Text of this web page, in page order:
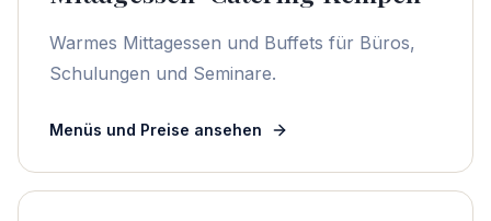
Warmes Mittagessen und Buffets für Büros,
Schulungen und Seminare.
Menüs und Preise ansehen